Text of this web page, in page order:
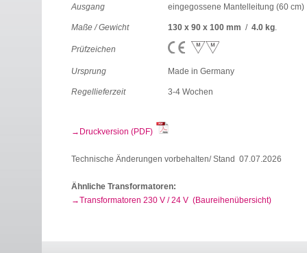
Ausgang eingegossene Mantelleitung (60 cm)
Maße / Gewicht 130 x 90 x 100 mm / 4.0 kg.
Prüfzeichen
Ursprung Made in Germany
Regellieferzeit 3-4 Wochen
Druckversion (PDF)
Technische Änderungen vorbehalten/ Stand 07.07.2026
Ähnliche Transformatoren:
Transformatoren 230 V / 24 V (Baureihenübersicht)